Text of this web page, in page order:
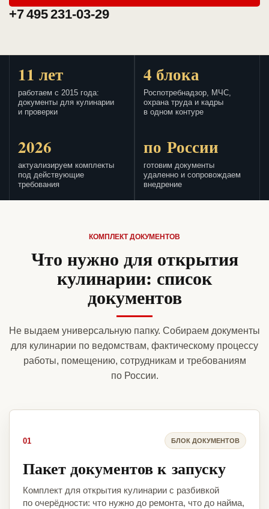
+7 495 231-03-29
11 лет
работаем с 2015 года:
документы для кулинарии
и проверки
4 блока
Роспотребнадзор, МЧС,
охрана труда и кадры
в одном контуре
2026
актуализируем комплекты
под действующие
требования
по России
готовим документы
удаленно и сопровождаем
внедрение
КОМПЛЕКТ ДОКУМЕНТОВ
Что нужно для открытия
кулинарии: список
документов
Не выдаем универсальную папку. Собираем документы
для кулинарии по ведомствам, фактическому процессу
работы, помещению, сотрудникам и требованиям
по России.
01 БЛОК ДОКУМЕНТОВ
Пакет документов к запуску
Комплект для открытия кулинарии с разбивкой
по очерёдности: что нужно до ремонта, что до найма,